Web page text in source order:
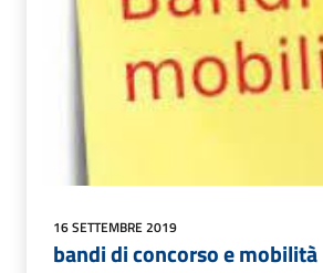
16 SETTEMBRE 2019
bandi di concorso e mobilità